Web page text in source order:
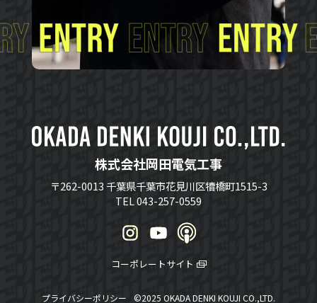
株式会社岡田電気工事
〒262-0013 千葉県千葉市花見川区犢橋町1515-3
TEL 043-257-0559
コーポレートサイト
プライバシーポリシー ©2025 OKADA DENKI KOUJI CO.,LTD.